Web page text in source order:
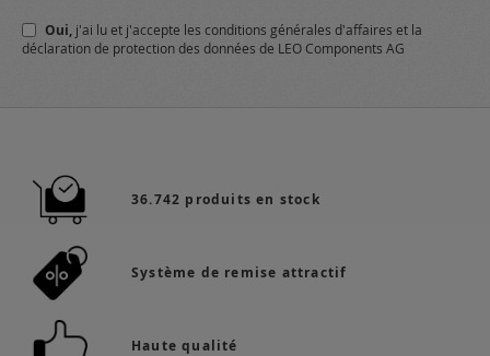
:
Oui, j'ai lu et j'accepte les conditions générales d'affaires et la
déclaration de protection des données de LEO Components AG
36.742 produits en stock
Système de remise attractif
Haute qualité